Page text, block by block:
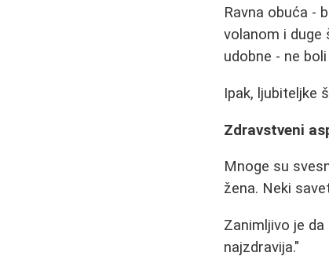
Ravna obuća -
volanom i duge
udobne - ne
Ipak, ljubiteljke
Zdravstveni
Mnoge su
žena. Neki
Zanimljivo je
najzdravija."